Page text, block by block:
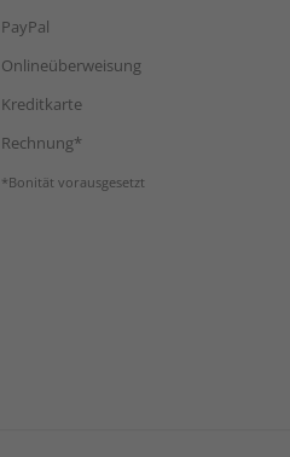
PayPal
Onlineüberweisung
Kreditkarte
Rechnung*
*Bonität vorausgesetzt